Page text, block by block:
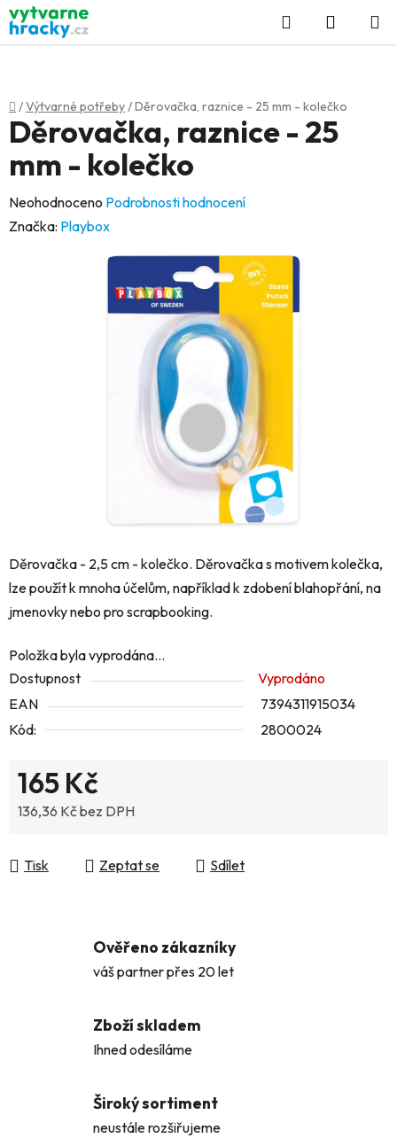
Přejít
na
obsah
Hledat
KOŠÍK
Domů
/Výtvarné potřeby/Děrovačka, raznice - 25 mm - kolečko
Děrovačka - 2,5 cm - kolečko. Děrovačka s motivem kolečka,
lze použít k mnoha účelům, například k zdobení blahopřání, na
jmenovky nebo pro scrapbooking.
Položka byla vyprodána…
Dostupnost
Vyprodáno
EAN
7394311915034
Kód:
2800024
165 Kč
136,36 Kč bez DPH
Tisk
Zeptat se Sdílet
Děrovačka, raznice - 25
mm - kolečko
Průměrné
hodnocení
Neohodnoceno Podrobnosti hodnocení
Značka: Playbox
Ověřeno zákazníky
váš partner přes 20 let
Zboží skladem
Ihned odesíláme
Široký sortiment
neustále rozšiřujeme